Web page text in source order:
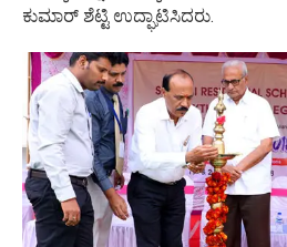
ಕುಮಾರ್ ಶೆಟ್ಟಿ ಉದ್ಘಾಟಿಸಿದರು.